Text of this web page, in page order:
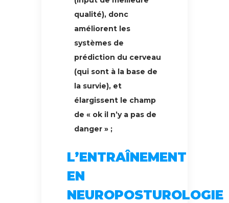
qualité), donc
améliorent les
systèmes de
prédiction du cerveau
(qui sont à la base de
la survie), et
élargissent le champ
de « ok il n’y a pas de
danger » ;
L’ENTRAÎNEMENT
EN
NEUROPOSTUROLOGIE